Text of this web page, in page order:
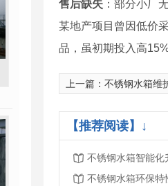
售后缺失 ：部分小厂
某地产项目曾因低价
品，虽初期投入高
上一篇： 不锈钢水箱维
【推荐阅读】↓